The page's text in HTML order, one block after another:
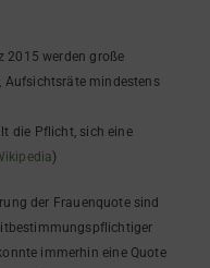
2015 werden große
Aufsichtsräte mindestens
die Pflicht, sich eine
)
der Frauenquote sind
immerhin eine Quote